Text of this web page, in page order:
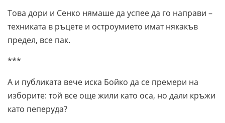
Това дори и Сенко нямаше да успее да го направи –
техниката в ръцете и остроумието имат някакъв
предел, все пак.
***
А и публиката вече иска Бойко да се премери на
изборите: той все още жили като оса, но дали кръжи
като пеперуда?